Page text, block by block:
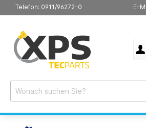
Telefon: 0911/96272-0 E-